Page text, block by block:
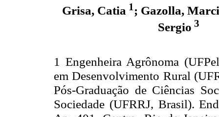
Grisa, Catia 1 ; Gazolla,
Sergio 3
1 Engenheira Agrônoma
em Desenvolvimento Rural
Pós-Graduação de Ciências
Sociedade (UFRRJ, Brasil).